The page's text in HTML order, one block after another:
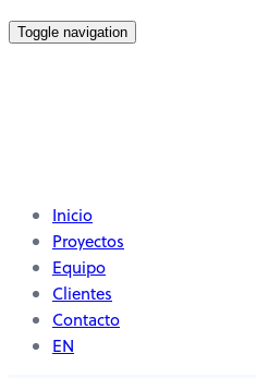
Toggle navigation
Inicio
Proyectos
Equipo
Clientes
Contacto
EN